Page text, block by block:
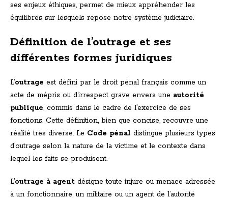
ses enjeux éthiques, permet de mieux appréhender les
équilibres sur lesquels repose notre système judiciaire.
Définition de l’outrage et ses
différentes formes juridiques
L’outrage est défini par le droit pénal français comme un
acte de mépris ou d’irrespect grave envers une autorité
publique, commis dans le cadre de l’exercice de ses
fonctions. Cette définition, bien que concise, recouvre une
réalité très diverse. Le Code pénal distingue plusieurs types
d’outrage selon la nature de la victime et le contexte dans
lequel les faits se produisent.
L’outrage à agent désigne toute injure ou menace adressée
à un fonctionnaire, un militaire ou un agent de l’autorité